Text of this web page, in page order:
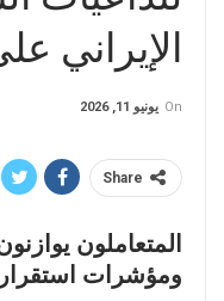
الإيراني
On يونيو 11, 2026
Share
المتعاملون
ومؤشرات